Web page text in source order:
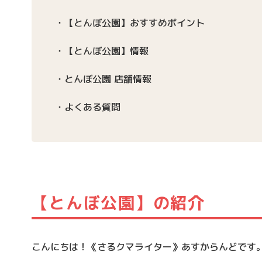
【とんぼ公園】おすすめポイント
【とんぼ公園】情報
とんぼ公園 店舗情報
よくある質問
【とんぼ公園】の紹介
こんにちは！《さるクマライター》あすからんどです